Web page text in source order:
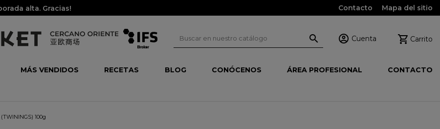
alta. Gracias! Contacto Mapa del sitio
  Cuenta  Carrito
MÁS VENDIDOS RECETAS BLOG CONÓCENOS ÁREA PROFESIONAL CONTACTO
100g